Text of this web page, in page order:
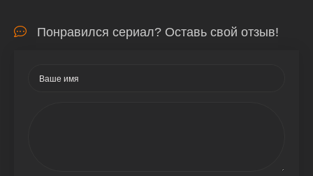
Понравился сериал? Оставь свой отзыв!